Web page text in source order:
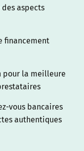
aspects
financement
pour la meilleure
vous bancaires
authentiques